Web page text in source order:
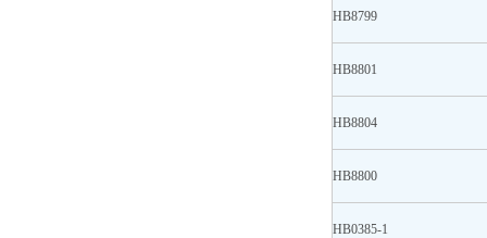
HB8799
HB8801
HB8804
HB8800
HB0385-1